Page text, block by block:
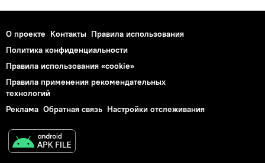
О проекте Контакты Правила использования
Политика конфиденциальности
Правила использования «cookie»
Правила применения рекомендательных
технологий
Реклама Обратная связь Настройки отслеживания